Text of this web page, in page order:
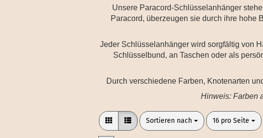
Unsere Paracord-Schlüsselanhänger
Paracord, überzeugen sie durch ihre hohe
Jeder Schlüsselanhänger wird sorgfältig von
Schlüsselbund, an Taschen oder als
Durch verschiedene Farben, Knotenarten
Hinweis: Farben
Sortieren nach
Sortieren nach 16 pro Seite
pro Seite